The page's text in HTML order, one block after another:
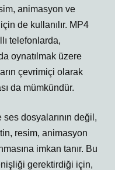
animasyon ve
de kullanılır. MP4
telefonlarda,
oynatılmak üzere
çevrimiçi olarak
da mümkündür.
dosyalarının değil,
resim, animasyon
imkan tanır. Bu
gerektirdiği için,